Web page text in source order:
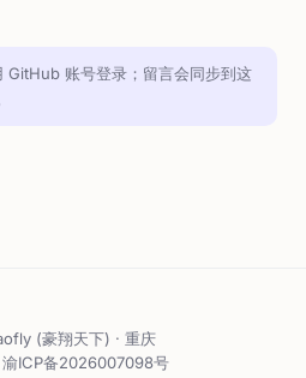
GitHub 账号登录；留言会同步到这
(豪翔天下) · 重庆
渝ICP备2026007098号